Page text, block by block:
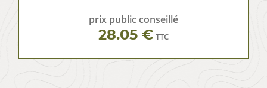
prix public conseillé
28.05 € TTC